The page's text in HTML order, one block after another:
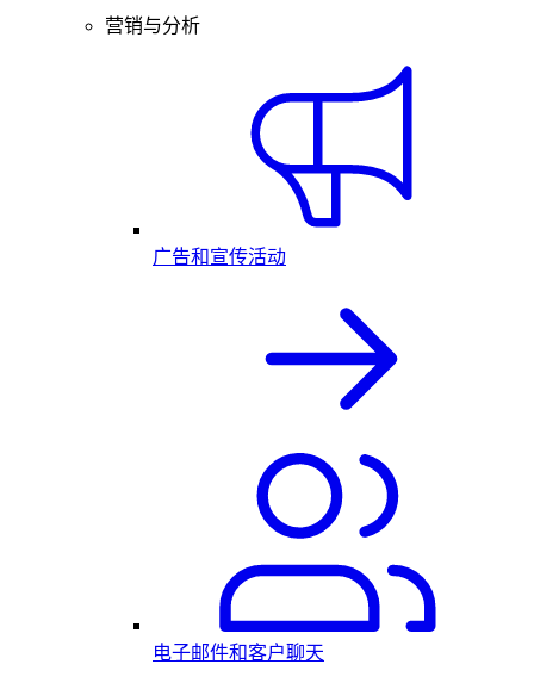
营销与分析
广告和宣传活动
电子邮件和客户聊天